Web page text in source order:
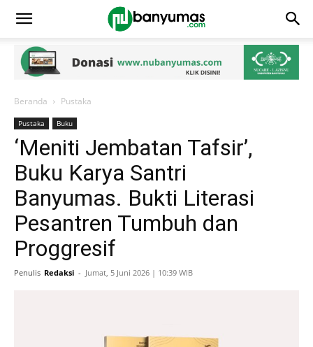
Beranda Pustaka
Pustaka Buku
‘Meniti Jembatan Tafsir’,
Buku Karya Santri
Banyumas. Bukti Literasi
Pesantren Tumbuh dan
Proggresif
Penulis Redaksi - Jumat, 5 Juni 2026 | 10:39 WIB